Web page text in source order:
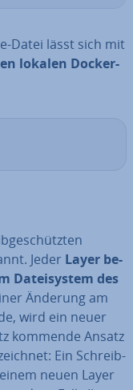
Datei lässt sich mit
lokalen Docker-
Jeder Layer be­
Da­tei­sys­tem des
Änderung am
wird ein neuer
kommende Ansatz
Ein Schreib­
neuen Layer